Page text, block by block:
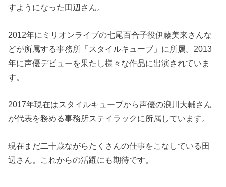
すようになった田辺さん。
2012年にミリオンライブの七尾百合子役伊藤美来さんな
どが所属する事務所「スタイルキューブ」に所属。2013
年に声優デビューを果たし様々な作品に出演されていま
す。
2017年現在はスタイルキューブから声優の浪川大輔さん
が代表を務める事務所ステイラックに所属しています。
現在まだ二十歳ながらたくさんの仕事をこなしている田
辺さん。これからの活躍にも期待です。